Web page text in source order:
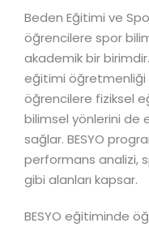
Beden Eğitimi ve
öğrencilere spor
akademik bir
eğitimi öğretmenliği
öğrencilere fiziksel
bilimsel yönlerini de
sağlar. BESYO
performans analizi,
gibi alanları kapsar.
BESYO eğitiminde